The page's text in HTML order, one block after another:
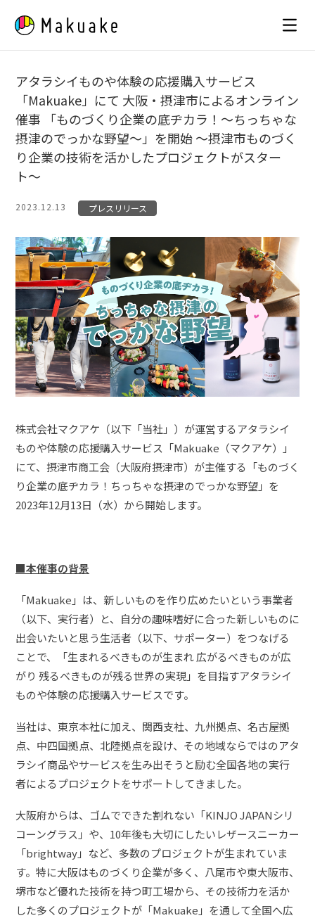
content
アタラシイものや体験の応援購入サービス
「Makuake」にて 大阪・摂津市によるオンライン
催事 「ものづくり企業の底ヂカラ！〜ちっちゃな
摂津のでっかな野望〜」を開始 〜摂津市ものづく
り企業の技術を活かしたプロジェクトがスター
ト〜
2023.12.13 プレスリリース
株式会社マクアケ（以下「当社」）が運営するアタラシイ
ものや体験の応援購入サービス「Makuake（マクアケ）」
にて、摂津市商工会（大阪府摂津市）が主催する「ものづく
り企業の底ヂカラ！ちっちゃな摂津のでっかな野望」を
2023年12月13日（水）から開始します。
■本催事の背景
「Makuake」は、新しいものを作り広めたいという事業者
（以下、実行者）と、自分の趣味嗜好に合った新しいものに
出会いたいと思う生活者（以下、サポーター）をつなげる
ことで、「生まれるべきものが生まれ 広がるべきものが広
がり 残るべきものが残る世界の実現」を目指すアタラシイ
ものや体験の応援購入サービスです。
当社は、東京本社に加え、関西支社、九州拠点、名古屋拠
点、中四国拠点、北陸拠点を設け、その地域ならではのアタ
ラシイ商品やサービスを生み出そうと励む全国各地の実行
者によるプロジェクトをサポートしてきました。
大阪府からは、ゴムでできた割れない「KINJO JAPANシリ
コーングラス」や、10年後も大切にしたいレザースニーカー
「brightway」など、多数のプロジェクトが生まれていま
す。特に大阪はものづくり企業が多く、八尾市や東大阪市、
堺市など優れた技術を持つ町工場から、その技術力を活か
した多くのプロジェクトが「Makuake」を通して全国へ広